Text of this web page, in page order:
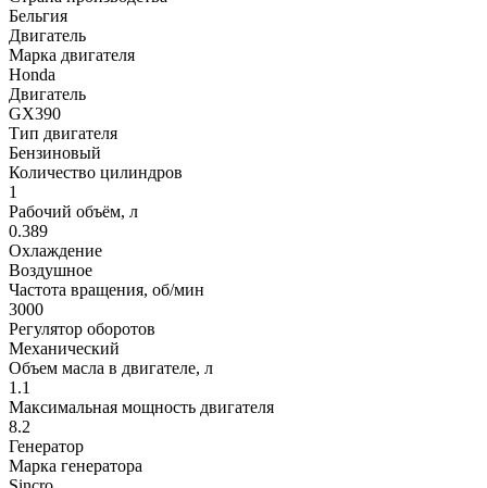
Бельгия
Двигатель
Марка двигателя
Honda
Двигатель
GX390
Тип двигателя
Бензиновый
Количество цилиндров
1
Рабочий объём, л
0.389
Охлаждение
Воздушное
Частота вращения, об/мин
3000
Регулятор оборотов
Механический
Объем масла в двигателе, л
1.1
Максимальная мощность двигателя
8.2
Генератор
Марка генератора